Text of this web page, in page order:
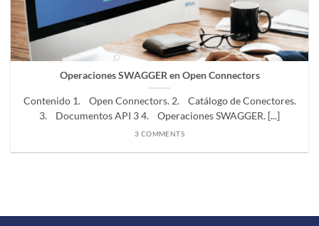
Operaciones SWAGGER en Open Connectors
Contenido 1. Open Connectors. 2. Catálogo de Conectores.
3. Documentos API 3 4. Operaciones SWAGGER. [...]
3 COMMENTS